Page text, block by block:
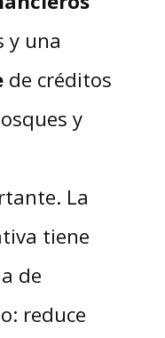
y una
de créditos
y
La
tiene
de
reduce